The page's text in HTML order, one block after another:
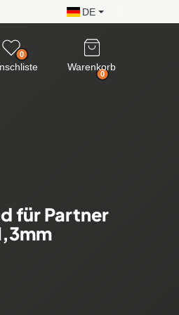
DE
0
0
Warenkorb
für Partner